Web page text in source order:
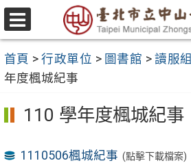
跳
至
要
內
容
區
選
單
首頁 >行政單位 > 圖書館 >讀服組
年度楓城紀事
110 學年度楓城紀事
1110506楓城紀事 (點擊下載檔案)